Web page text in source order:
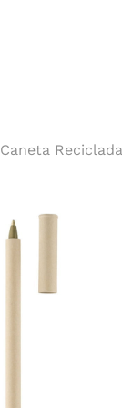
Caneta